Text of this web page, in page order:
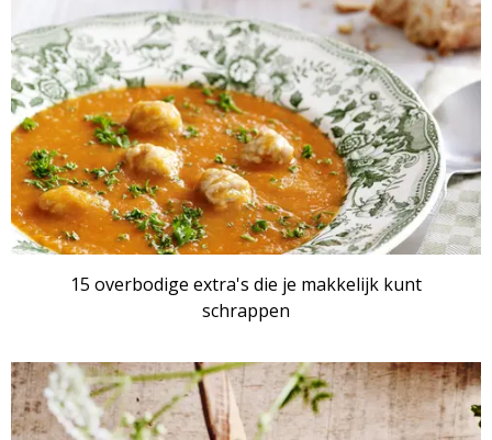
15 overbodige extra's die je makkelijk kunt
schrappen